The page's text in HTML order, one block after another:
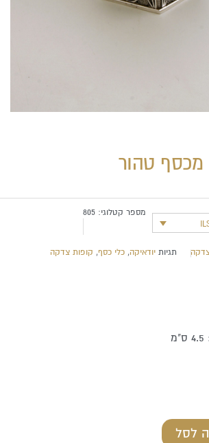
טהור
מספר קטלוגי:805
תגיות יודאיקה,כלי כסף,קופות צדקה
לסל